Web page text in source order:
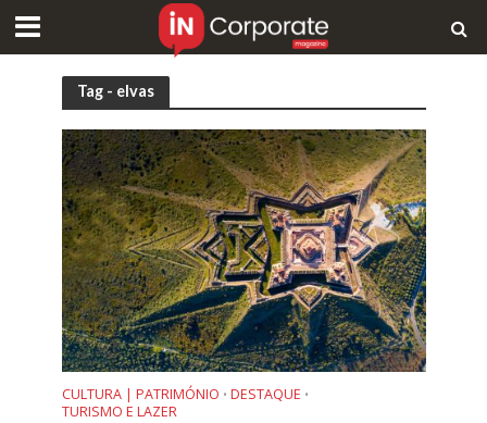
Tag - elvas
CULTURA | PATRIMÓNIO • DESTAQUE •
TURISMO E LAZER